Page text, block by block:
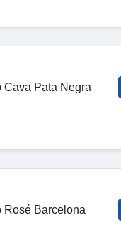
Cava Pata Negra
Rosé Barcelona